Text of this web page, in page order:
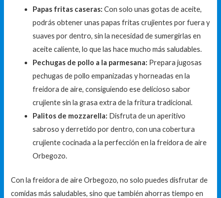
Papas fritas caseras: Con solo unas gotas de aceite,
podrás obtener unas papas fritas crujientes por fuera y
suaves por dentro, sin la necesidad de sumergirlas en
aceite caliente, lo que las hace mucho más saludables.
Pechugas de pollo a la parmesana: Prepara jugosas
pechugas de pollo empanizadas y horneadas en la
freidora de aire, consiguiendo ese delicioso sabor
crujiente sin la grasa extra de la fritura tradicional.
Palitos de mozzarella: Disfruta de un aperitivo
sabroso y derretido por dentro, con una cobertura
crujiente cocinada a la perfección en la freidora de aire
Orbegozo.
Con la freidora de aire Orbegozo, no solo puedes disfrutar de
comidas más saludables, sino que también ahorras tiempo en